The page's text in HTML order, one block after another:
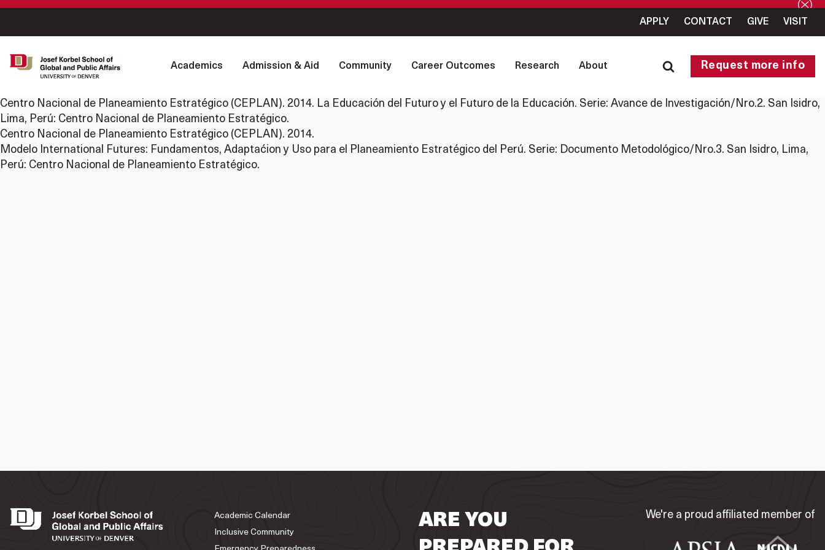
APPLY CONTACT GIVE VISIT
Academics Admission & Aid Community Career Outcomes Research About Request more info
Centro Nacional de Planeamiento Estratégico (CEPLAN). 2014. La Educación del Futuro y el Futuro de la Educación. Serie: Avance de Investigación/Nro.2. San Isidro,
Lima, Perú: Centro Nacional de Planeamiento Estratégico.
Centro Nacional de Planeamiento Estratégico (CEPLAN). 2014.
Modelo International Futures: Fundamentos, Adaptaćion y Uso para el Planeamiento Estratégico del Perú. Serie: Documento Metodológico/Nro.3. San Isidro, Lima,
Perú: Centro Nacional de Planeamiento Estratégico.
Academic Calendar
Inclusive Community
ARE YOU
We're a proud affiliated member of